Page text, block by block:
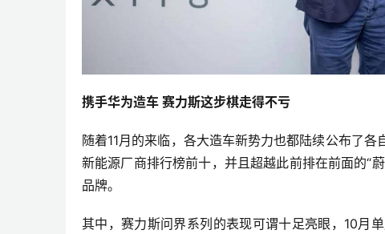
携手华为造车 赛力斯这步棋走得不亏
随着11月的来临，各大造车新势力也都陆续公布了
新能源厂商排行榜前十，并且超越此前排在前面的“
品牌。
其中，赛力斯问界系列的表现可谓十足亮眼，10月